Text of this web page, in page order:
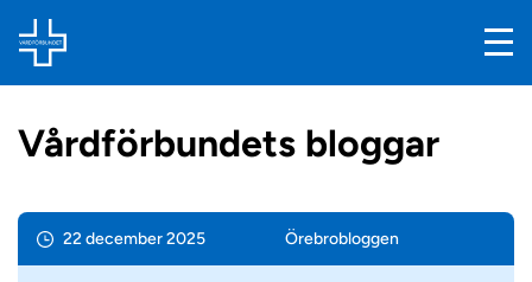
Vårdförbundets bloggar
22 december 2025 Örebro­bloggen